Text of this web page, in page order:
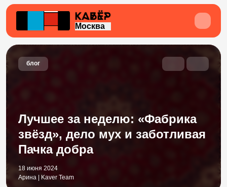
Москва
блог
Лучшее за неделю: «Фабрика
звёзд», дело мух и заботливая
Пачка добра
18 июня 2024
Арина | Kaver Team